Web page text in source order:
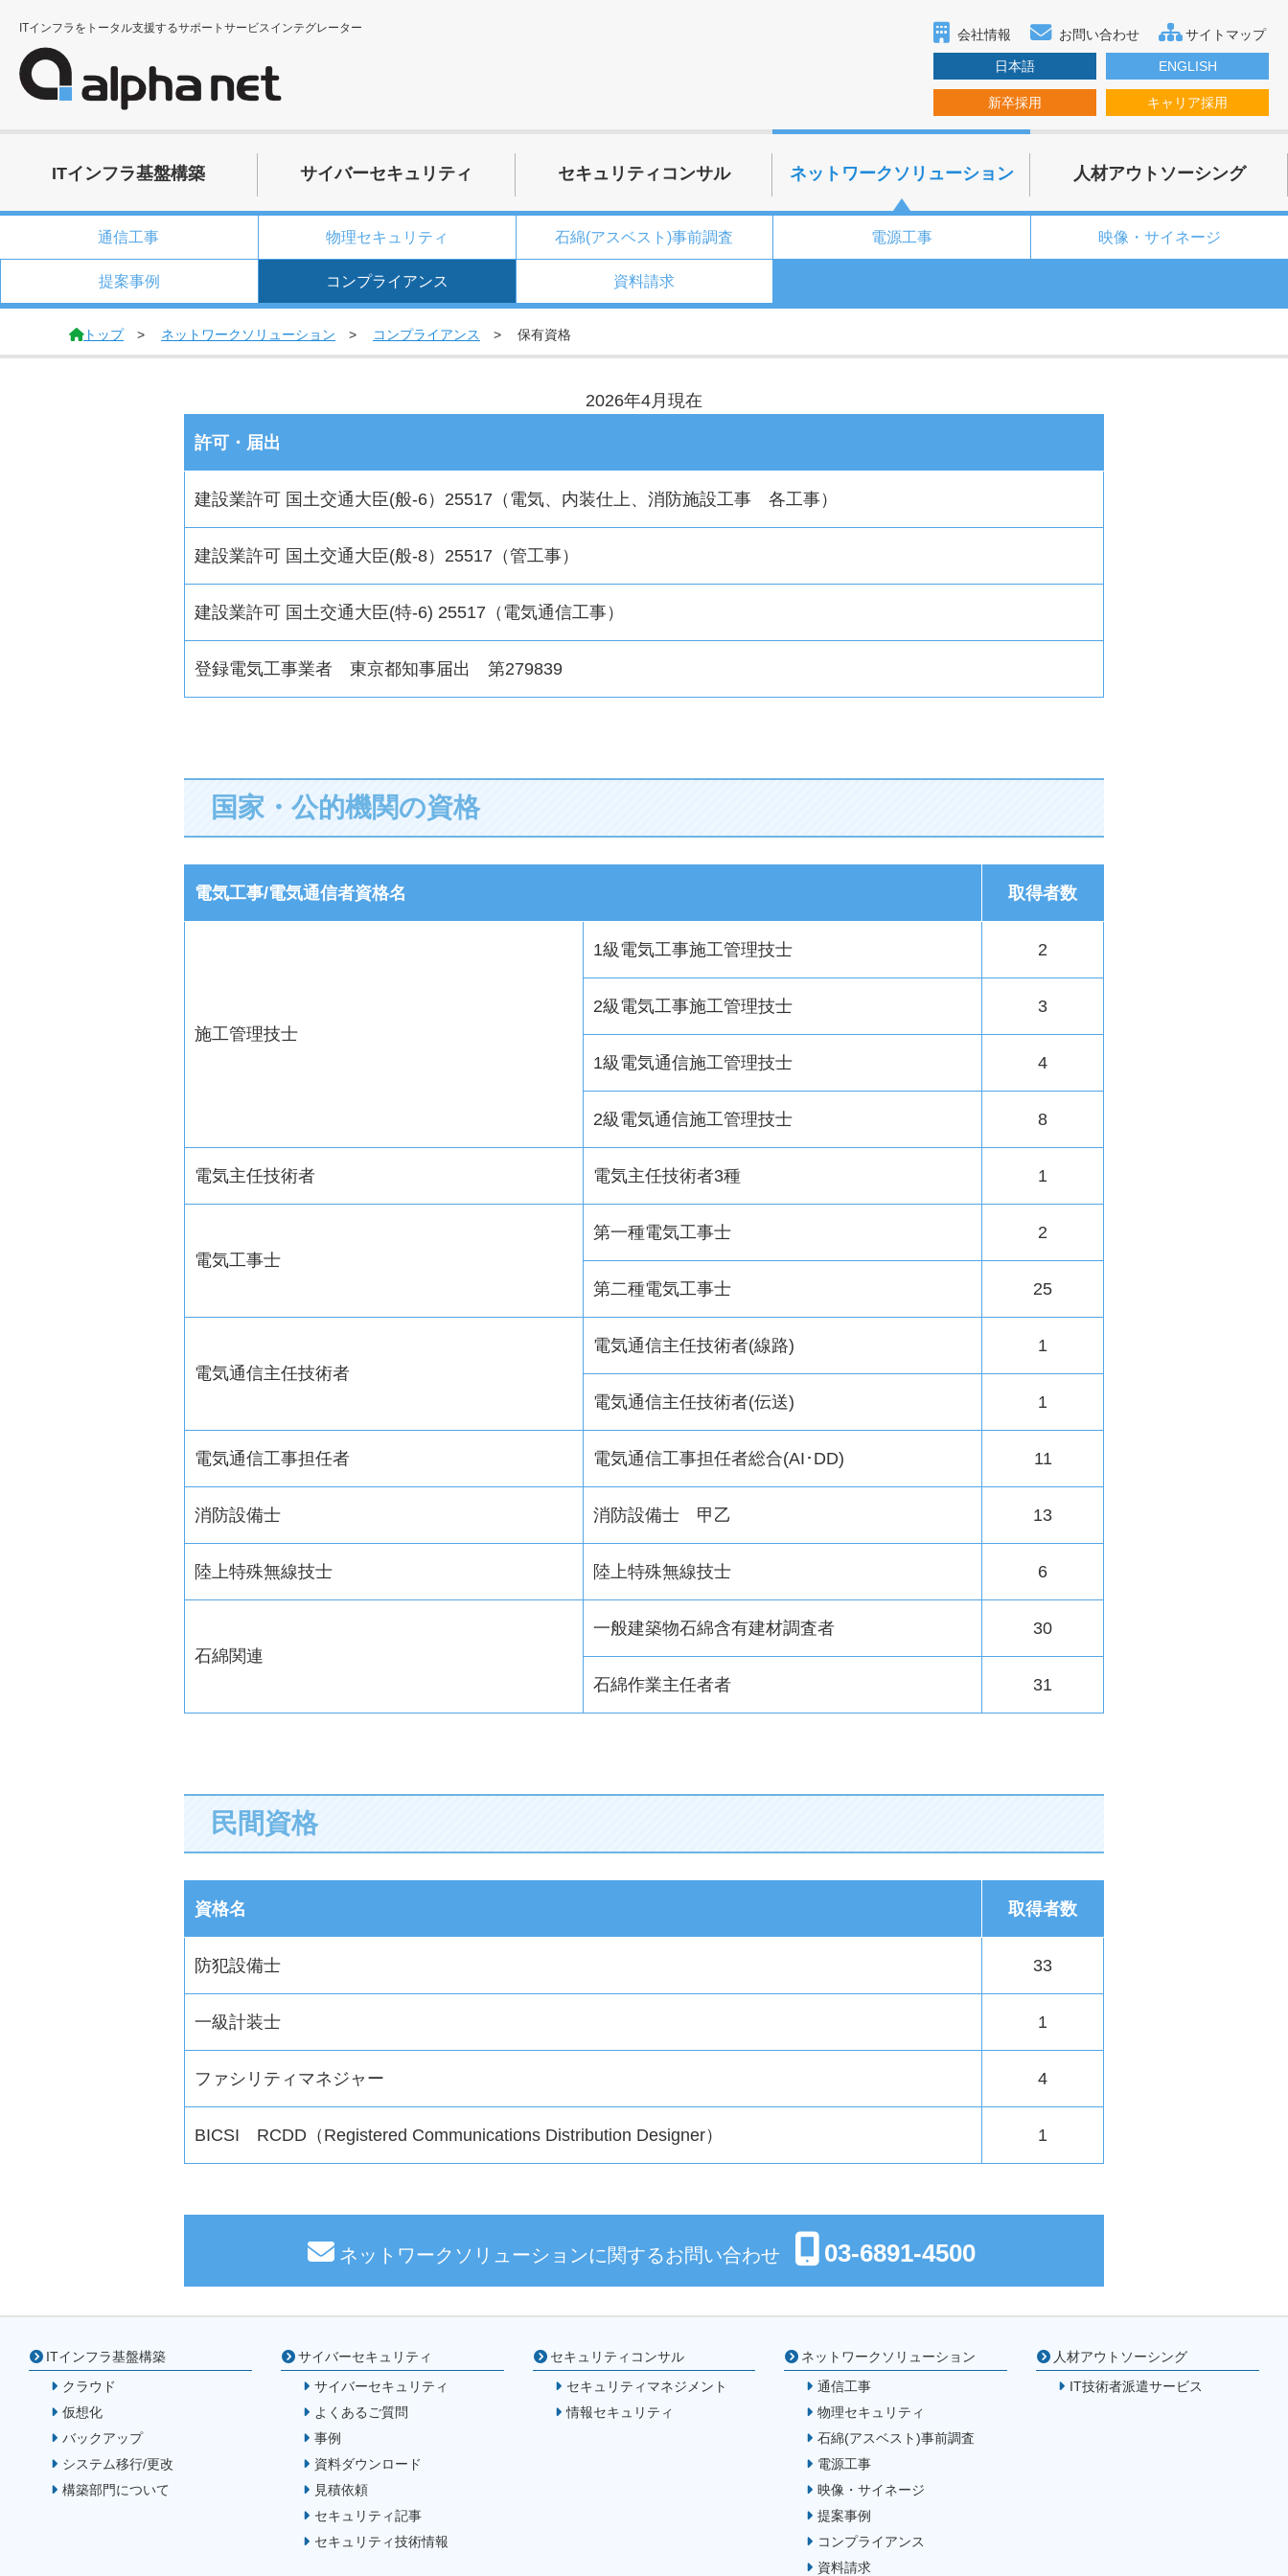
ITインフラをトータル支援するサポートサービスインテグレーター 会社情報 お問い合わせ サイトマップ
日本語 ENGLISH
新卒採用 キャリア採用
ITインフラ基盤構築 サイバーセキュリティ セキュリティコンサル ネットワークソリューション 人材アウトソーシング
お知らせ
通信工事 物理セキュリティ 石綿(アスベスト)事前調査 電源工事 映像・サイネージ
提案事例 コンプライアンス 資料請求
トップ ネットワークソリューション コンプライアンス 保有資格
2026年4月現在
許可・届出
建設業許可 国土交通大臣(般-6）25517（電気、内装仕上、消防施設工事 各工事）
建設業許可 国土交通大臣(般-8）25517（管工事）
建設業許可 国土交通大臣(特-6) 25517（電気通信工事）
登録電気工事業者 東京都知事届出 第279839
国家・公的機関の資格
電気工事/電気通信者資格名 取得者数
施工管理技士
1級電気工事施工管理技士 2
2級電気工事施工管理技士 3
1級電気通信施工管理技士 4
2級電気通信施工管理技士 8
電気主任技術者 電気主任技術者3種 1
電気工事士
第一種電気工事士 2
第二種電気工事士 25
電気通信主任技術者
電気通信主任技術者(線路) 1
電気通信主任技術者(伝送) 1
電気通信工事担任者 電気通信工事担任者総合(AI･DD) 11
消防設備士 消防設備士 甲乙 13
陸上特殊無線技士 陸上特殊無線技士 6
石綿関連
一般建築物石綿含有建材調査者 30
石綿作業主任者者 31
民間資格
資格名 取得者数
防犯設備士 33
一級計装士 1
ファシリティマネジャー 4
BICSI RCDD（Registered Communications Distribution Designer） 1
ネットワークソリューションに関するお問い合わせ 03-6891-4500
ITインフラ基盤構築
クラウド
仮想化
バックアップ
システム移行/更改
構築部門について
サイバーセキュリティ
サイバーセキュリティ
よくあるご質問
事例
資料ダウンロード
見積依頼
セキュリティ記事
セキュリティ技術情報
セキュリティコンサル
セキュリティマネジメント
情報セキュリティ
ネットワークソリューション
通信工事
物理セキュリティ
石綿(アスベスト)事前調査
電源工事
映像・サイネージ
提案事例
コンプライアンス
資料請求
人材アウトソーシング
IT技術者派遣サービス